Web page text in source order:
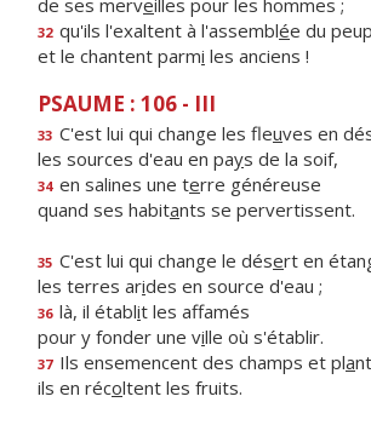
de ses merveilles pour les hommes ;
32 qu'ils l'exaltent à l'assemblée du
et le chantent parmi les anciens !
PSAUME : 106 - III
33 C'est lui qui change les fleuves en
les sources d'eau en pays de la soif,
34 en salines une terre généreuse
quand ses habitants se pervertissent.
35 C'est lui qui change le désert en
les terres arides en source d'eau ;
36 là, il établit les affamés
pour y fonder une ville où s'établir.
37 Ils ensemencent des champs et pla
ils en récoltent les fruits.